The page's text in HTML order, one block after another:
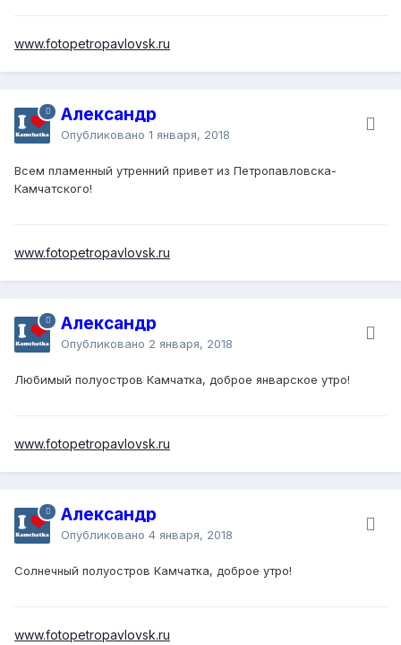
www.fotopetropavlovsk.ru
Александр
Опубликовано 1 января, 2018
Всем пламенный утренний привет из Петропавловска-
Камчатского!
www.fotopetropavlovsk.ru
Александр
Опубликовано 2 января, 2018
Любимый полуостров Камчатка, доброе январское утро!
www.fotopetropavlovsk.ru
Александр
Опубликовано 4 января, 2018
Солнечный полуостров Камчатка, доброе утро!
www.fotopetropavlovsk.ru